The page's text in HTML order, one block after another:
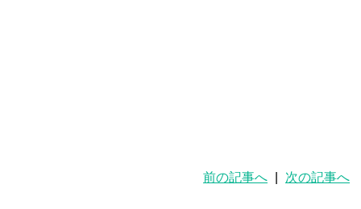
前の記事へ 次の記事へ